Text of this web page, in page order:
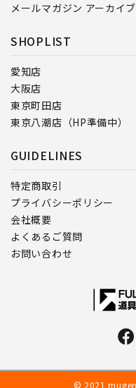
メールマガジン アーカイブ
SHOPLIST
愛知店
大阪店
東京町田店
東京八潮店（HP準備中）
GUIDELINES
特定商取引
プライバシーポリシー
会社概要
よくあるご質問
お問い合わせ
© 2021